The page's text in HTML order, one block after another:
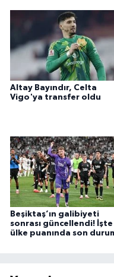
Altay Bayındır, Celta
Vigo'ya transfer oldu
Beşiktaş’ın galibiyeti
sonrası güncellendi! İşte
ülke puanında son